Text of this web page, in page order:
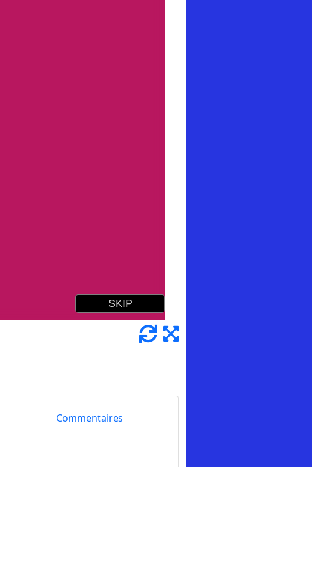
Commentaires